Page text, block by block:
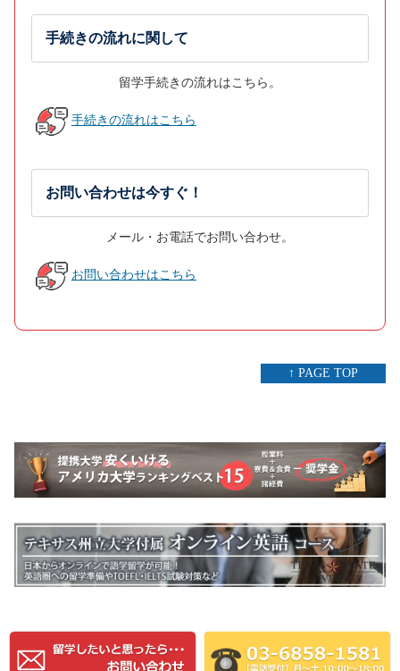
手続きの流れに関して
留学手続きの流れはこちら。
手続きの流れはこちら
お問い合わせは今すぐ！
メール・お電話でお問い合わせ。
お問い合わせはこちら
↑ PAGE TOP